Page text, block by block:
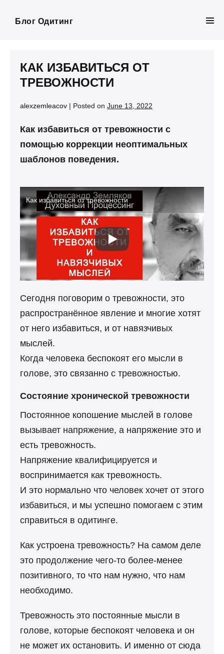
Блог Одитинг
КАК ИЗБАВИТЬСЯ ОТ
ТРЕВОЖНОСТИ
alexzemleacov | Posted on June 13, 2022
Как избавиться от тревожности с
помощью коррекции неоптимальных
шаблонов поведения.
Как избавиться от тревожности
Сегодня поговорим о тревожности, это
распространённое явление и многие хотят
от него избавиться, и от навязчивых
мыслей.
Когда человека беспокоят его мысли в
голове, это связанно с тревожностью.
Состояние хронической тревожности
Постоянное копошение мыслей в голове
вызывает напряжение, а напряжение это и
есть тревожность.
Напряжение квалифицируется и
воспринимается как тревожность.
И это нормально что человек хочет от этого
избавиться, и мы успешно помогаем с этим
справиться в одитинге.
Как устроена тревожность? На самом деле
это продолжение чего-то более-менее
позитивного, то что нам нужно, что нам
необходимо.
Тревожность это постоянные мысли в
голове, которые беспокоят человека и он
не может их остановить. И именно от сюда